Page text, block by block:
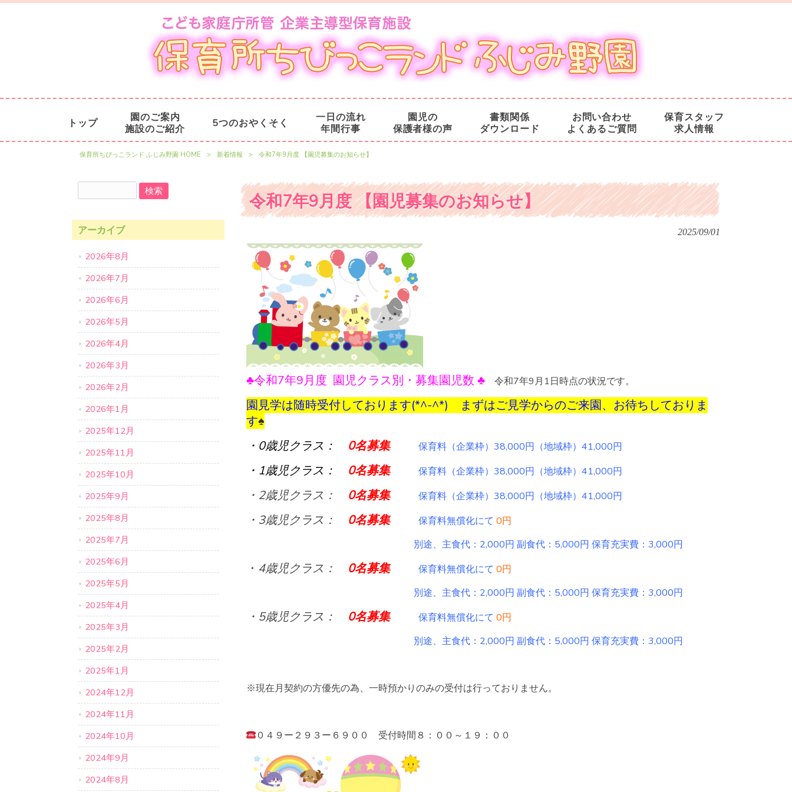
トップ
園のご案内
施設のご紹介
5つのおやくそく
一日の流れ
年間行事
園児の
保護者様の声
書類関係
ダウンロード
お問い合わせ
よくあるご質問
保育スタッフ
求人情報
保育所ちびっこランド ふじみ野園 HOME > 新着情報 > 令和7年9月度 【園児募集のお知らせ】
令和7年9月度 【園児募集のお知らせ】
2025/09/01
♣令和7年9月度 園児クラス別・募集園児数 ♣ 令和7年9月1日時点の状況です。
園見学は随時受付しております(*^-^*) まずはご見学からのご来園、お待ちしておりま
す♠
・0歳児クラス： 0名募集 保育料（企業枠）38,000円（地域枠）41,000円
・1歳児クラス： 0名募集 保育料（企業枠）38,000円（地域枠）41,000円
・2歳児クラス： 0名募集 保育料（企業枠）38,000円（地域枠）41,000円
・3歳児クラス： 0名募集 保育料無償化にて 0円
別途、主食代：2,000円 副食代：5,000円 保育充実費：3,000円
・ 4歳児クラス： 0名募集 保育料無償化にて 0円
別途、主食代：2,000円 副食代：5,000円 保育充実費：3,000円
・5歳児クラス： 0名募集 保育料無償化にて 0円
別途、主食代：2,000円 副食代：5,000円 保育充実費：3,000円
※現在月契約の方優先の為、一時預かりのみの受付は行っておりません。
０４９ー２９３ー６９００ 受付時間８：００～１９：００
アーカイブ
2026年8月
2026年7月
2026年6月
2026年5月
2026年4月
2026年3月
2026年2月
2026年1月
2025年12月
2025年11月
2025年10月
2025年9月
2025年8月
2025年7月
2025年6月
2025年5月
2025年4月
2025年3月
2025年2月
2025年1月
2024年12月
2024年11月
2024年10月
2024年9月
2024年8月